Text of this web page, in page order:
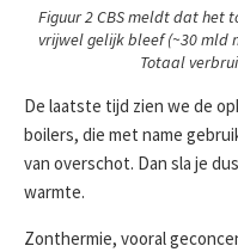
Figuur 2 CBS meldt dat het
vrijwel gelijk bleef (~30 mld
Totaal
De laatste tijd zien we de
boilers, die met name
van overschot. Dan sla je
warmte.
Zonthermie, vooral